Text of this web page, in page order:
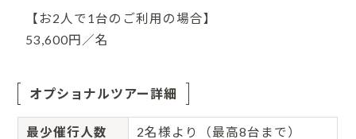
【お2人で1台のご利用の場合】
53,600円／名
オプショナルツアー詳細
最少催行人数 2名様より（最高8台まで）